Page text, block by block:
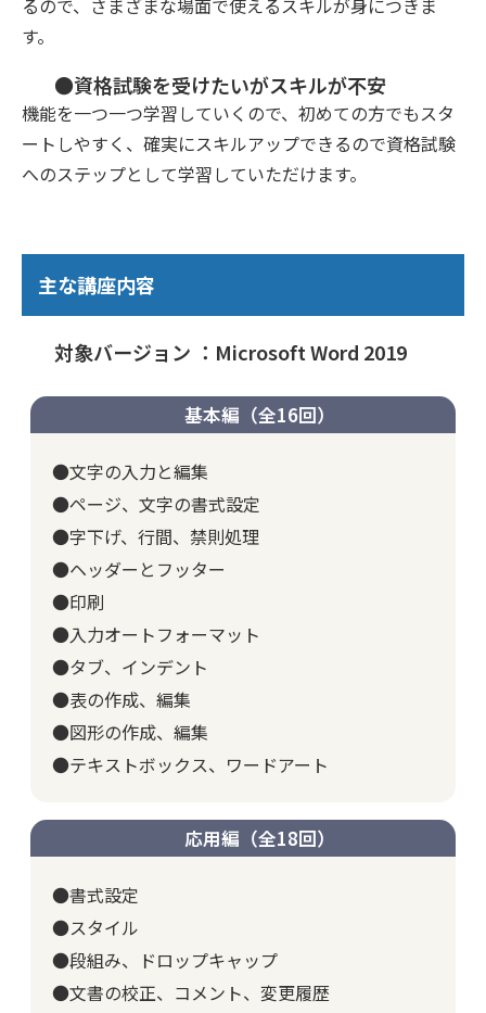
るので、さまざまな場面で使えるスキルが身につきま
す。
●資格試験を受けたいがスキルが不安
機能を一つ一つ学習していくので、初めての方でもスタ
ートしやすく、確実にスキルアップできるので資格試験
へのステップとして学習していただけます。
主な講座内容
対象バージョン ：Microsoft Word 2019
基本編（全16回）
●文字の入力と編集
●ページ、文字の書式設定
●字下げ、行間、禁則処理
●ヘッダーとフッター
●印刷
●入力オートフォーマット
●タブ、インデント
●表の作成、編集
●図形の作成、編集
●テキストボックス、ワードアート
応用編（全18回）
●書式設定
●スタイル
●段組み、ドロップキャップ
●文書の校正、コメント、変更履歴